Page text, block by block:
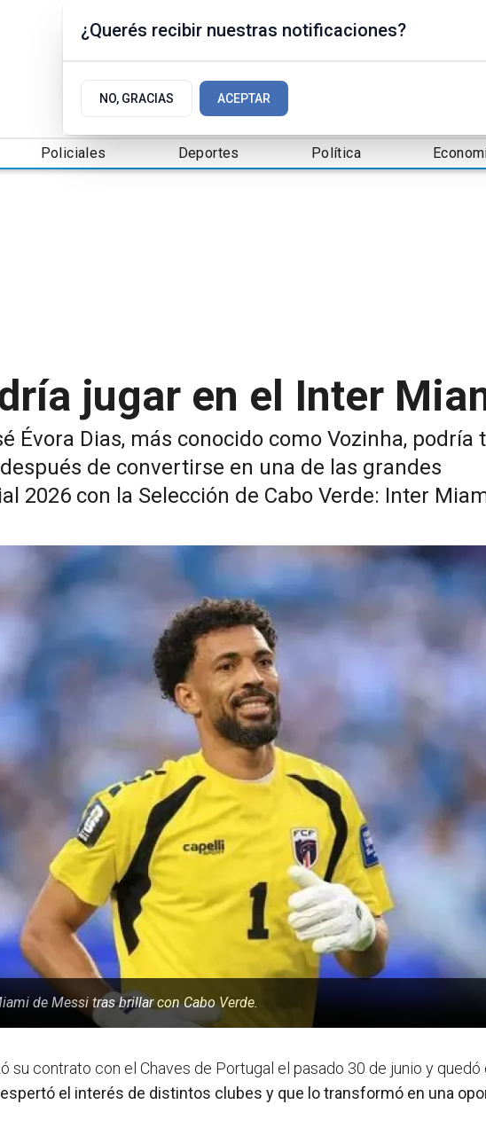
Policiales Deportes Política
jugar en el Inter
Évora Dias, más conocido como Vozinha, podría
de convertirse en una de las grandes
2026 con la Selección de Cabo Verde: Inter
de Messi tras brillar con Cabo Verde.
su contrato con el Chaves de Portugal el pasado 30 de junio y quedó
el interés de distintos clubes y que lo transformó en una
¿Querés recibir nuestras notificaciones?
NO, GRACIAS ACEPTAR